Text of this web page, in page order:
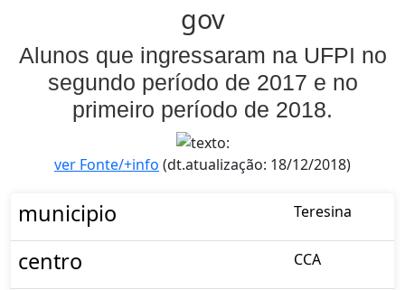
gov
Alunos que ingressaram na UFPI no
segundo período de 2017 e no
primeiro período de 2018.
ver Fonte/+info (dt.atualização: 18/12/2018)
municipio Teresina
centro CCA